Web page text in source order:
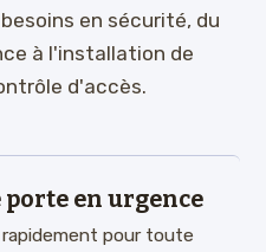
en sécurité, du
à l'installation de
d'accès.
en urgence
pour toute